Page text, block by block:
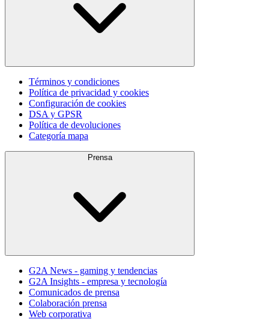
Términos y condiciones
Política de privacidad y cookies
Configuración de cookies
DSA y GPSR
Política de devoluciones
Categoría mapa
Prensa
G2A News - gaming y tendencias
G2A Insights - empresa y tecnología
Comunicados de prensa
Colaboración prensa
Web corporativa